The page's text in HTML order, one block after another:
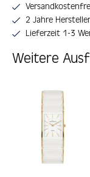
2 Jahre
Lieferzeit 1-3
Weitere
Produktgalerie